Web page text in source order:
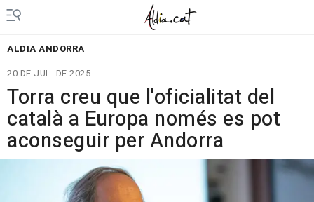
ALDIA ANDORRA
20 DE JUL. DE 2025
Torra creu que l'oficialitat del
català a Europa només es pot
aconseguir per Andorra